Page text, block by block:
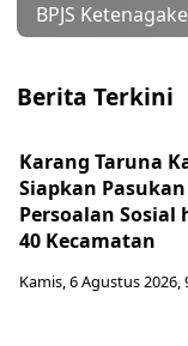
BPJS
Berita Terkini
Karang Taruna
Siapkan
Persoalan
40 Kecamatan
Kamis, 6 Agustus 2026,